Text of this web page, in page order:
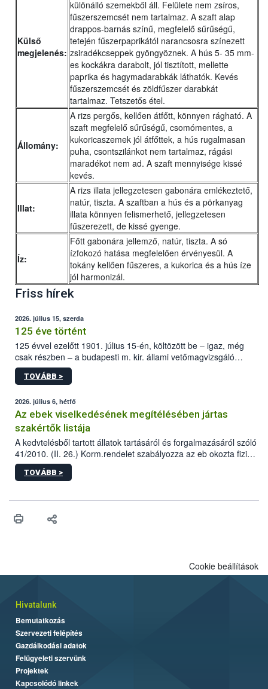
Külső
megjelenés:
különálló szemekből áll. Felülete nem zsíros,
fűszerszemcsét nem tartalmaz. A szaft alap
drappos-barnás színű, megfelelő sűrűségű,
tetején fűszerpaprikától narancsosra színezett
zsiradékcseppek gyöngyöznek. A hús 5- 35 mm-
es kockákra darabolt, jól tisztított, mellette
paprika és hagymadarabkák láthatók. Kevés
fűszerszemcsét és zöldfűszer darabkát
tartalmaz. Tetszetős étel.
Állomány:
A rizs pergős, kellően átfőtt, könnyen rágható. A
szaft megfelelő sűrűségű, csomómentes, a
kukoricaszemek jól átfőttek, a hús rugalmasan
puha, csontszilánkot nem tartalmaz, rágási
maradékot nem ad. A szaft mennyisége kissé
kevés.
Illat:
A rizs illata jellegzetesen gabonára emlékeztető,
natúr, tiszta. A szaftban a hús és a pörkanyag
illata könnyen felismerhető, jellegzetesen
fűszerezett, de kissé gyenge.
Íz:
Főtt gabonára jellemző, natúr, tiszta. A só
ízfokozó hatása megfelelően érvényesül. A
tokány kellően fűszeres, a kukorica és a hús íze
jól harmonizál.
Friss hírek
2026. július 15, szerda
125 éve történt
125 évvel ezelőtt 1901. július 15-én, költözött be – igaz, még
csak részben – a budapesti m. kir. állami vetőmagvizsgáló
állomás a Kis Rókus utca 15. szám alatti, Czigler Győző által
tervezett új épületébe.
TOVÁBB >
2026. július 6, hétfő
Az ebek viselkedésének megítélésében jártas
szakértők listája
A kedvtelésből tartott állatok tartásáról és forgalmazásáról szóló
41/2010. (II. 26.) Korm.rendelet szabályozza az eb okozta fizikai
sérülés, illetve ennek veszélye keletkezésekor felmerülő
hatósági feladatokat, valamint a veszélyes eb tartását és annak
vonni az ebek viselkedésének megítélésében jártas szakértőt.
TOVÁBB >
Cookie beállítások
Hivatalunk
Bemutatkozás
Szervezeti felépítés
Gazdálkodási adatok
Felügyeleti szervünk
Projektek
Kapcsolódó linkek